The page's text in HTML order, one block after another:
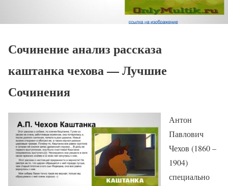
Сочинение анализ рассказа
каштанка чехова — Лучшие
Сочинения
Антон
Павлович
Чехов (1860 –
1904)
специально